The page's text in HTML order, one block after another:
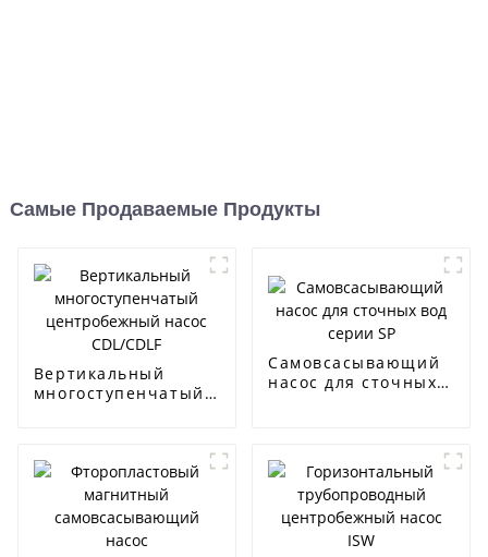
Самые Продаваемые Продукты
Вертикальный
многоступенчатый
Самовсасывающий
насос для сточных